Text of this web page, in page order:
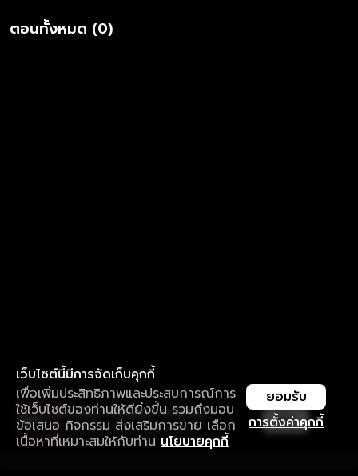
ตอนทั้งหมด (0)
เว็บไซต์นี้มีการจัดเก็บคุกกี้
เพื่อเพิ่มประสิทธิภาพและประสบการณ์การ
ใช้เว็บไซต์ของท่านให้ดียิ่งขึ้น รวมถึงมอบ
ข้อเสนอ กิจกรรม ส่งเสริมการขาย เลือก
เนื้อหาที่เหมาะสมให้กับท่าน นโยบายคุกกี้
การตั้งค่าคุกกี้
ยอมรับ
ใช้งานแอป ลื่นไหลกว่า ไม่มีสะดุด
ดาวน์โหลดแอปเพื่อการรับชมที่ดีกว่า เปิด